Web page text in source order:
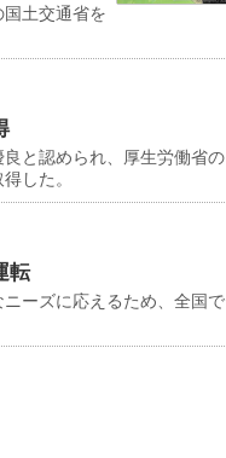
土交通省を
と認められ、厚生労働省の
した。
転
ーズに応えるため、全国で